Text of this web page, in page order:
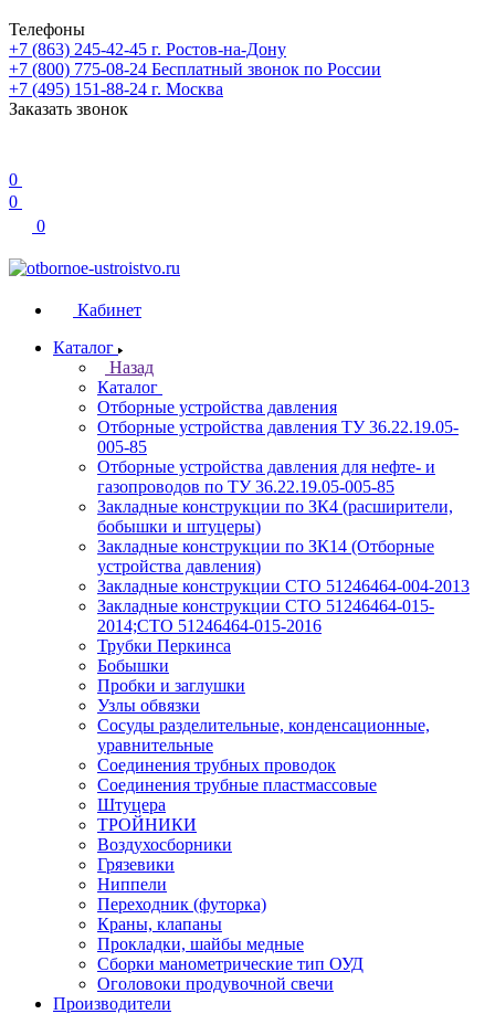
Телефоны
+7 (863) 245-42-45 г. Ростов-на-Дону
+7 (800) 775-08-24 Бесплатный звонок по России
+7 (495) 151-88-24 г. Москва
Заказать звонок
0
0
0
Кабинет
Каталог
Назад
Каталог
Отборные устройства давления
Отборные устройства давления ТУ 36.22.19.05-
005-85
Отборные устройства давления для нефте- и
газопроводов по ТУ 36.22.19.05-005-85
Закладные конструкции по ЗК4 (расширители,
бобышки и штуцеры)
Закладные конструкции по ЗК14 (Отборные
устройства давления)
Закладные конструкции СТО 51246464-004-2013
Закладные конструкции СТО 51246464-015-
2014;СТО 51246464-015-2016
Трубки Перкинса
Бобышки
Пробки и заглушки
Узлы обвязки
Сосуды разделительные, конденсационные,
уравнительные
Соединения трубных проводок
Соединения трубные пластмассовые
Штуцера
ТРОЙНИКИ
Воздухосборники
Грязевики
Ниппели
Переходник (футорка)
Краны, клапаны
Прокладки, шайбы медные
Сборки манометрические тип ОУД
Оголовоки продувочной свечи
Производители